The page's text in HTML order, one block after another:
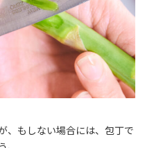
、もしない場合には、包丁で